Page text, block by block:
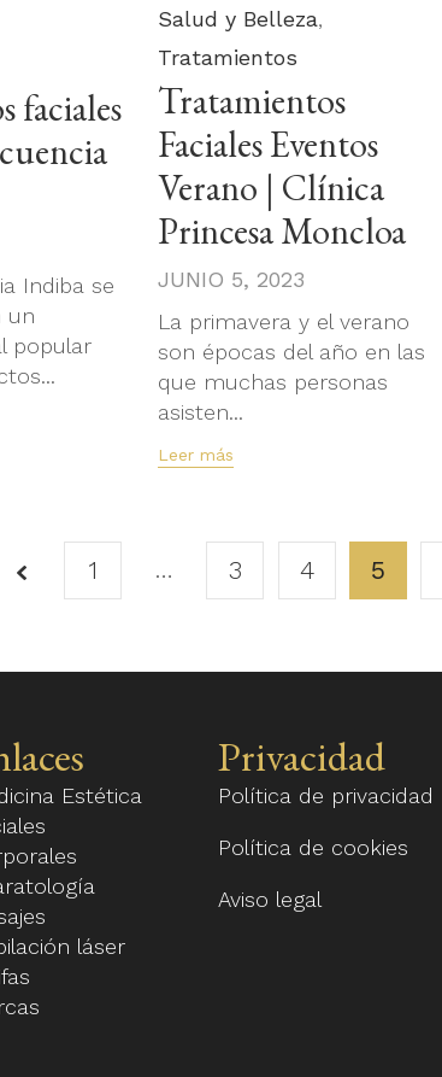
Category
Salud y Belleza,
Tratamientos
Tratamientos
Faciales Eventos
Verano | Clínica
Princesa Moncloa
JUNIO 5, 2023
La primavera y el verano
son épocas del año en las
que muchas personas
asisten...
Leer más
faciales
Indiba se
un
popular
Page
7
1 … 3 4 5
Estética
láser
Privacidad
Política de privacidad
Política de cookies
Aviso legal